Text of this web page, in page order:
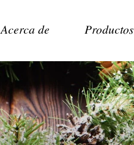
Acerca de Productos